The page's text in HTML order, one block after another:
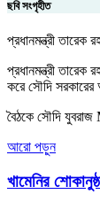
ছবি সংগৃহীত
প্রধানমন্ত্রী
প্রধানমন্ত্রী তারেক
করে সৌদি
বৈঠকে সৌদি
আরো পড়ুন
খামেনির